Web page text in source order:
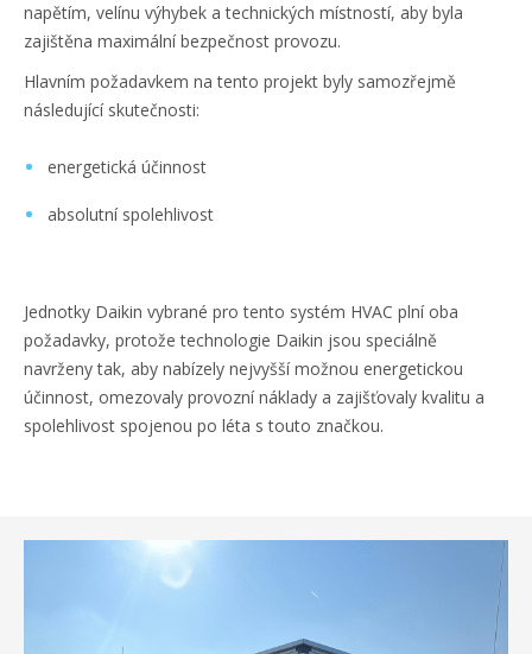
napětím, velínu výhybek a technických místností, aby byla
zajištěna maximální bezpečnost provozu.
Hlavním požadavkem na tento projekt byly samozřejmě
následující skutečnosti:
energetická účinnost
absolutní spolehlivost
Jednotky Daikin vybrané pro tento systém HVAC plní oba
požadavky, protože technologie Daikin jsou speciálně
navrženy tak, aby nabízely nejvyšší možnou energetickou
účinnost, omezovaly provozní náklady a zajišťovaly kvalitu a
spolehlivost spojenou po léta s touto značkou.